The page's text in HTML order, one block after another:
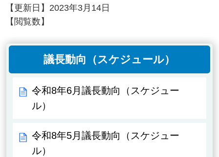
【更新日】 2023年3月14日
【閲覧数】
議長動向（スケジュール）
令和8年6月議長動向（スケジュー
ル）
令和8年5月議長動向（スケジュー
ル）